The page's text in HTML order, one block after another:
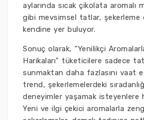
aylarında sıcak çikolata aromalı
gibi mevsimsel tatlar, şekerleme
kendine yer buluyor.
Sonuç olarak, “Yenilikçi
Harikaları” tüketicilere sadece
sunmaktan daha fazlasını vaat
trend, şekerlemelerdeki
deneyimler yaşamak isteyenlere
Yeni ve ilgi çekici aromalarla